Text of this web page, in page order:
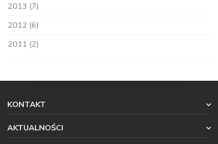
2013 (7)
2012 (6)
2011 (2)
KONTAKT
AKTUALNOŚCI